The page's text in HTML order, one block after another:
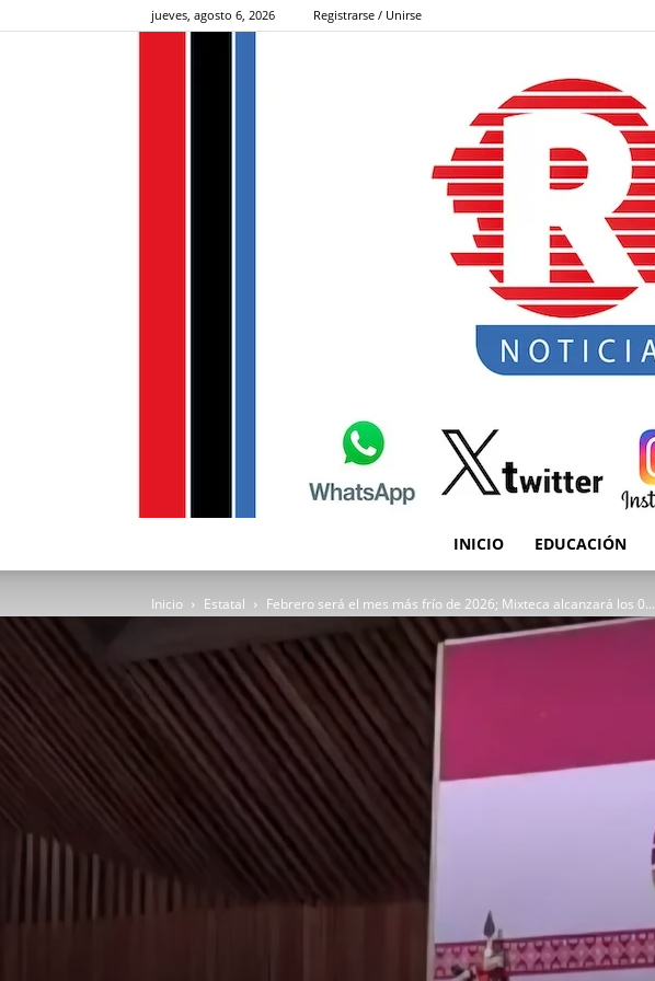
jueves, agosto 6, 2026 Registrarse / Unirse
INICIO EDUCACIÓN
Inicio Estatal Febrero será el mes más frío de 2026; Mixteca alcanzará los 0...